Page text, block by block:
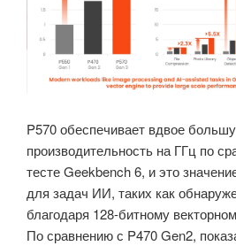
P570 обеспечивает вдвое
производительность на ГГц по
тесте Geekbench 6, и это
для задач ИИ, таких как
благодаря 128-битному
По сравнению с P470 Gen2,